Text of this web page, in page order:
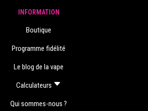
INFORMATION
Boutique
Programme fidélité
Le blog de la vape
Calculateurs
Qui sommes-nous ?